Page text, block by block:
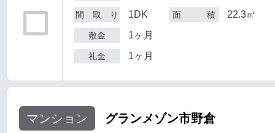
間 取 り 1DK 面 積 22.3㎡
敷金 1ヶ月
礼金 1ヶ月
マンション グランメゾン市野倉